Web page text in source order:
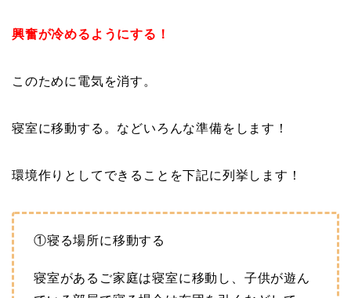
興奮が冷めるようにする！
このために電気を消す。
寝室に移動する。などいろんな準備をします！
環境作りとしてできることを下記に列挙します！
①寝る場所に移動する
寝室があるご家庭は寝室に移動し、子供が遊ん